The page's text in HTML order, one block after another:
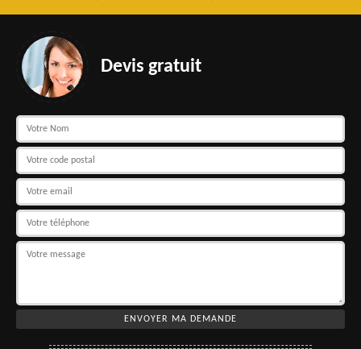
Devis gratuit